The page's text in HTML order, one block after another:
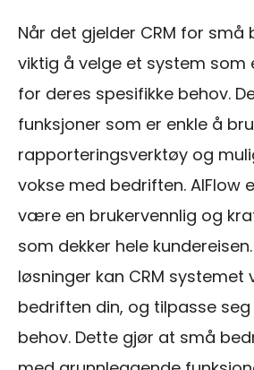
Når det gjelder CRM for små
viktig å velge et system som
for deres spesifikke behov.
funksjoner som er enkle å
rapporteringsverktøy og
vokse med bedriften. AIFlow
være en brukervennlig og
som dekker hele
løsninger kan CRM systemet
bedriften din, og tilpasse
behov. Dette gjør at små